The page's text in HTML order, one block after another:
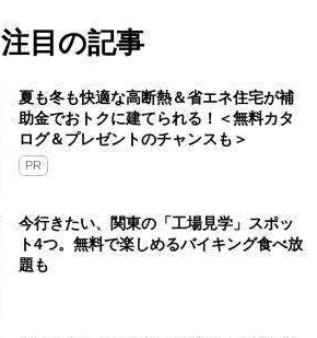
注目の記事
夏も冬も快適な高断熱＆省エネ住宅が補
助金でおトクに建てられる！＜無料カタ
ログ＆プレゼントのチャンスも＞
PR
今行きたい、関東の「工場見学」スポッ
ト4つ。無料で楽しめるバイキング食べ放
題も